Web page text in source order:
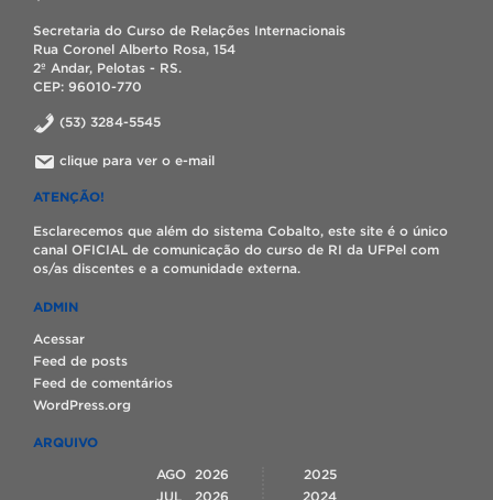
Secretaria do Curso de Relações Internacionais
Rua Coronel Alberto Rosa, 154
2º Andar, Pelotas - RS.
CEP: 96010-770
(53) 3284-5545
clique para ver o e-mail
ATENÇÃO!
Esclarecemos que além do sistema Cobalto, este site é o único
canal OFICIAL de comunicação do curso de RI da UFPel com
os/as discentes e a comunidade externa.
ADMIN
Acessar
Feed de posts
Feed de comentários
WordPress.org
ARQUIVO
AGO
2026
JUL
2026
2025
2024